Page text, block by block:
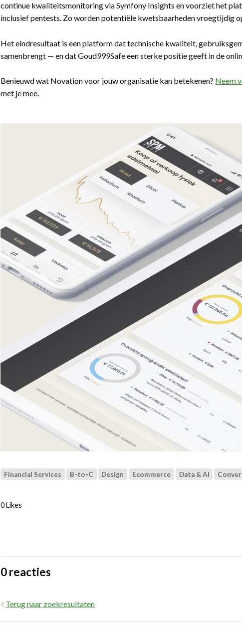
continue kwaliteitsmonitoring via Symfony Insights en voorziet het
inclusief pentests. Zo worden potentiële kwetsbaarheden vroegtijdig
Het eindresultaat is een platform dat technische kwaliteit,
samenbrengt — en dat Goud999Safe een sterke positie geeft in de
Benieuwd wat Novation voor jouw organisatie kan betekenen? Neem
met je mee.
Financial Services B-to-C Design Ecommerce Data & AI
0 Likes
0 reacties
Terug naar zoekresultaten